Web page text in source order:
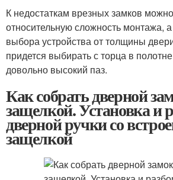
К недостаткам врезных замков
относительную сложность монтажа,
выбора устройства от толщины
придется выбирать с торца в
довольно высокий паз.
Как собрать дверной
защелкой. Установка и
дверной ручки со
защелкой